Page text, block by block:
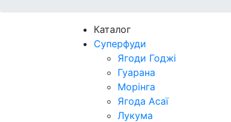
Каталог
Суперфуди
Ягоди Годжі
Гуарана
Морінга
Ягода Асаї
Лукума